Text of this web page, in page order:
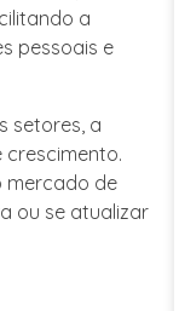
a
pessoais e
setores, a
mercado de
ou se atualizar